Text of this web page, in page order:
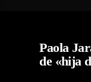
Paola
de «hija